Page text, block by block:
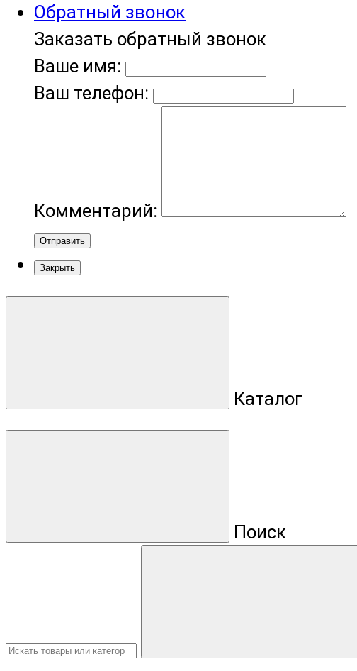
Обратный звонок
Заказать обратный звонок
Ваше имя:
Ваш телефон:
Комментарий:
Отправить
Закрыть
Каталог
Поиск